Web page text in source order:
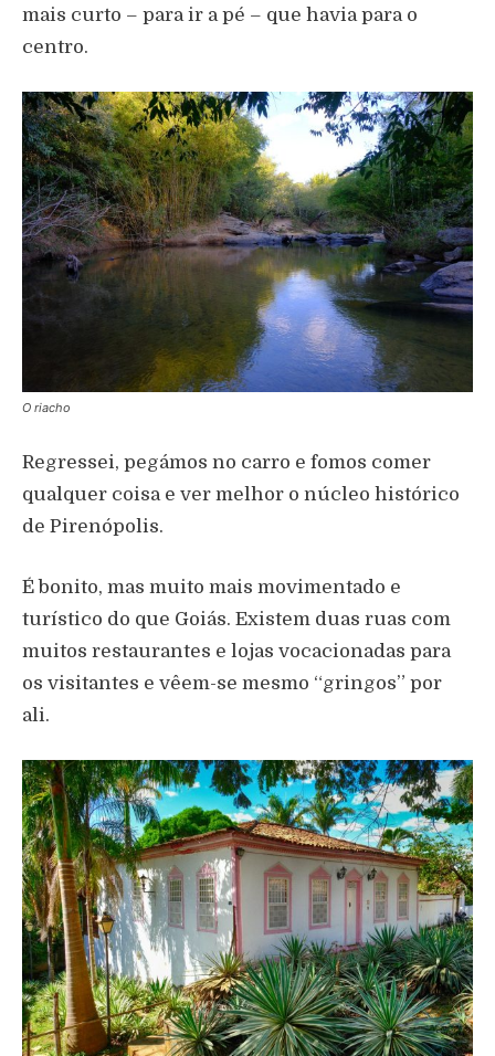
mais curto – para ir a pé – que havia para o
centro.
O riacho
Regressei, pegámos no carro e fomos comer
qualquer coisa e ver melhor o núcleo histórico
de Pirenópolis.
É bonito, mas muito mais movimentado e
turístico do que Goiás. Existem duas ruas com
muitos restaurantes e lojas vocacionadas para
os visitantes e vêem-se mesmo “gringos” por
ali.